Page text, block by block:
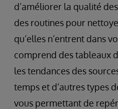
d’améliorer la qualité
des routines pour
qu’elles n’entrent dans
comprend des tableaux
les tendances des
temps et d’autres types
vous permettant de